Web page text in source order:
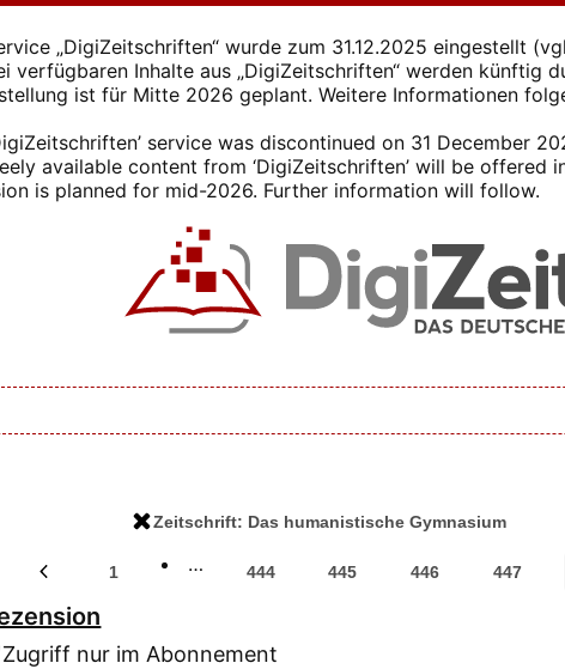
„DigiZeitschriften“ wurde zum 31.12.2025 eingestellt
verfügbaren Inhalte aus „DigiZeitschriften“ werden künftig
ist für Mitte 2026 geplant. Weitere Informationen
service was discontinued on 31 December
available content from ‘DigiZeitschriften’ will be offered
is planned for mid-2026. Further information will follow.
Zeitschrift: Das humanistische Gymnasium
1 … 444 445 446 447
Zugriff nur im Abonnement